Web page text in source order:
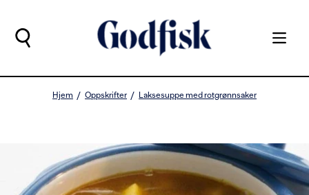
Hjem Oppskrifter Laksesuppe med rotgrønnsaker